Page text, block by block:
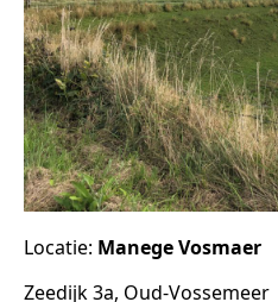
Locatie: Manege Vosmaer
Zeedijk 3a, Oud-Vossemeer